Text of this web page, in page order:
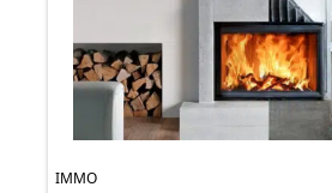
IMMO